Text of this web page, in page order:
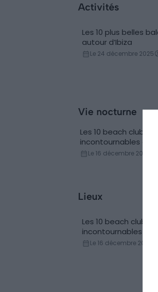
Activités
Activité aquatique
Les 10 plus belles
autour d’Ibiza
Le 24 décembre 2025
Vie nocturne
Club & nightclub
Les 10 beach clubs
incontournables à
Le 16 décembre 2025
Lieux
Club & nightclub
Les 10 beach clubs
incontournables à
Le 16 décembre 2025